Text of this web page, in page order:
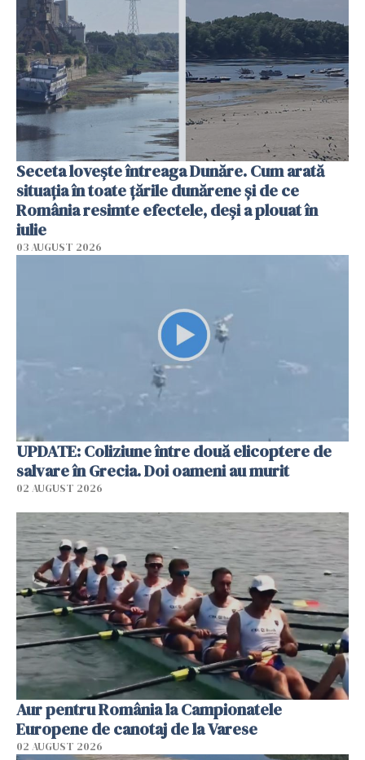
Seceta lovește întreaga Dunăre. Cum arată
situația în toate țările dunărene și de ce
România resimte efectele, deși a plouat în
iulie
03 AUGUST 2026
UPDATE: Coliziune între două elicoptere de
salvare în Grecia. Doi oameni au murit
02 AUGUST 2026
Aur pentru România la Campionatele
Europene de canotaj de la Varese
02 AUGUST 2026